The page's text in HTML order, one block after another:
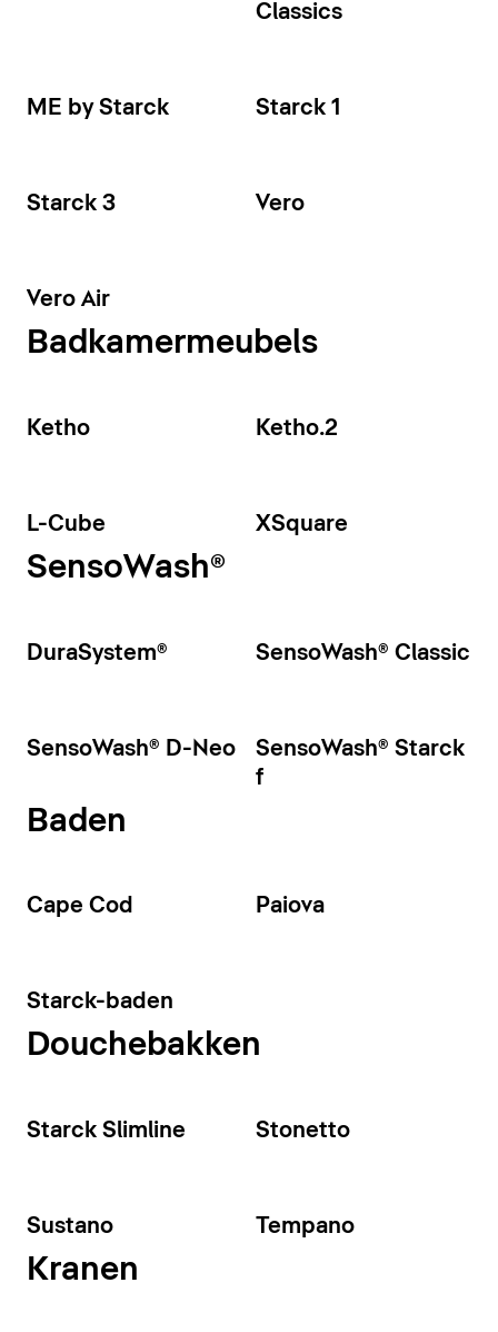
Classics
ME by Starck Starck 1
Starck 3 Vero
Vero Air
Badkamermeubels
Ketho Ketho.2
L-Cube XSquare
SensoWash®
DuraSystem® SensoWash® Classic
SensoWash® D-Neo
SensoWash® Starck
f
Baden
Cape Cod Paiova
Starck-baden
Douchebakken
Starck Slimline Stonetto
Sustano Tempano
Kranen